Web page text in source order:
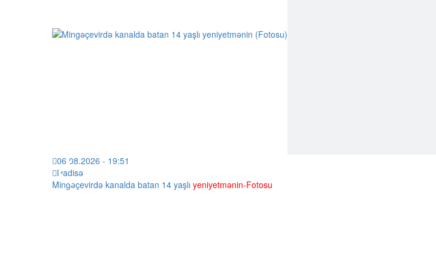
06.08.2026 - 19:51
Hadisə
Mingəçevirdə kanalda batan 14 yaşlı yeniyetmənin-Fotosu